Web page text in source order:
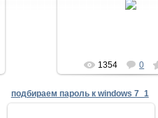
1354 0
подбираем пароль к windows 7_1